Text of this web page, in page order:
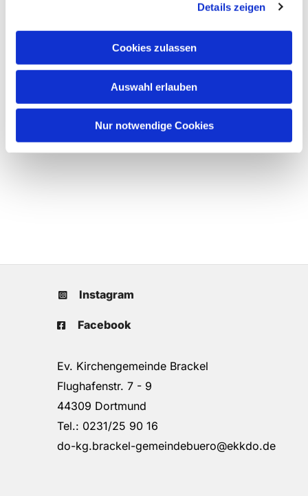
Details zeigen
Cookies zulassen
Auswahl erlauben
Nur notwendige Cookies
Instagram
Facebook
Ev. Kirchengemeinde Brackel
Flughafenstr. 7 - 9
44309 Dortmund
Tel.: 0231/25 90 16
do-kg.brackel-gemeindebuero@ekkdo.de